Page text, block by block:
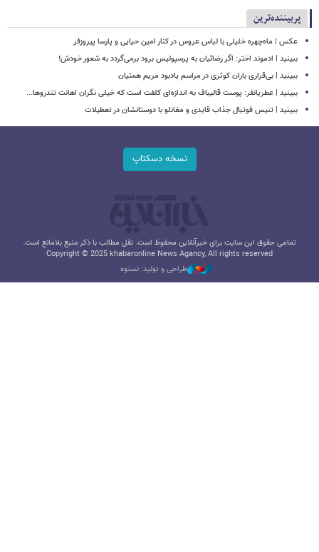
پربیننده‌ترین
عکس | ماه‌چهره خلیلی با لباس عروس در کنار امین حیایی و پارسا پیروزفر
ببینید | ادموند اختر: اگر رضائیان به پرسپولیس برود برمی‌گردد به شعور خودش!
ببینید | بی‌قراری باران کوثری در مراسم یادبود مریم همتیان
ببینید | عطریانفر: پوست قالیباف به اندازه‌ای کلفت است که خیلی نگران اهانت تندروها...
ببینید | تنیس فوتبال جذاب قایدی و مغانلو با دوستانشان در تعطیلات
نسخه دسکتاپ
تمامی حقوق این سایت برای خبرآنلاین محفوظ است. نقل مطالب با ذکر منبع بلامانع است.
Copyright © 2025 khabaronline News Agancy, All rights reserved
طراحی و تولید: نستوه